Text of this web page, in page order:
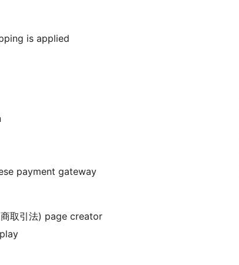
is applied
payment gateway
取引法) page creator